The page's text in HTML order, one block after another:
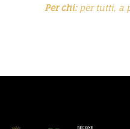
Per chi: per tutti, a